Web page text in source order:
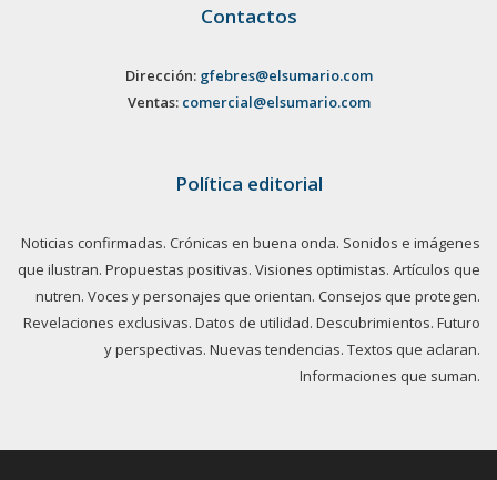
Contactos
Dirección: gfebres@elsumario.com
Ventas: comercial@elsumario.com
Política editorial
Noticias confirmadas. Crónicas en buena onda. Sonidos e imágenes
que ilustran. Propuestas positivas. Visiones optimistas. Artículos que
nutren. Voces y personajes que orientan. Consejos que protegen.
Revelaciones exclusivas. Datos de utilidad. Descubrimientos. Futuro
y perspectivas. Nuevas tendencias. Textos que aclaran.
Informaciones que suman.